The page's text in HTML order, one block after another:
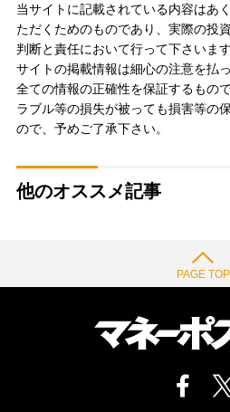
当サイトに記載されている内容はあ
ただくためのものであり、実際の投
判断と責任において行って下さいま
サイトの掲載情報は細心の注意を払
全ての情報の正確性を保証するもの
ラブル等の損失が被っても損害等の
ので、予めご了承下さい。
他のオススメ記事
PAGE TOP